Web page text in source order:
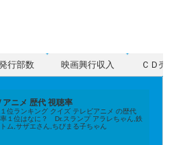
行部数 映画興行収入 ＣＤ売
アニメ 歴代 視聴率
１位ランキング クイズ テレビアニメ の歴代
１位はなに？ Dr.スランプ アラレちゃん,鉄
ム,サザエさん,ちびまる子ちゃん